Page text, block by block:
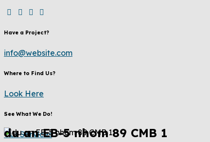
Have a Project?
info@website.com
Where to Find Us?
Look Here
See What We Do!
Our Services
du an EB-5 nhom 89 CMB 1